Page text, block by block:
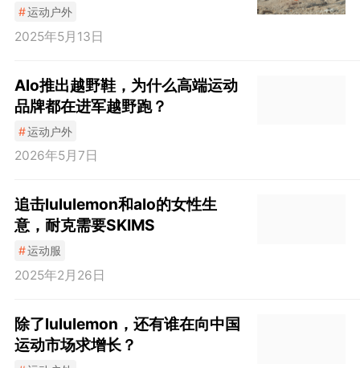
#运动户外
2025年5月13日
Alo推出越野鞋，为什么高端运动
品牌都在进军越野跑？
#运动户外
2026年5月7日
追击lululemon和alo的女性生
意，耐克需要SKIMS
#运动服
2025年2月26日
除了lululemon，还有谁在向中国
运动市场求增长？